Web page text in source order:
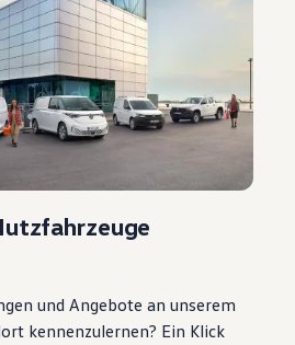
und Angebote an unserem
kennenzulernen? Ein Klick